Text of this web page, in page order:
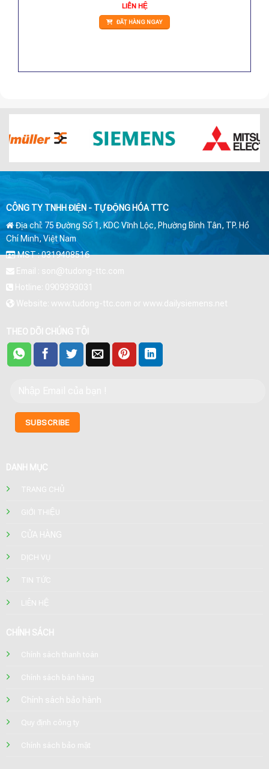
LIÊN HỆ
ĐẶT HÀNG NGAY
CÔNG TY TNHH ĐIỆN - TỰ ĐỘNG HÓA TTC
Địa chỉ: 75 Đường Số 1, KDC Vĩnh Lộc, Phường Bình Tân, TP. Hồ
Chí Minh, Việt Nam
MST : 0319408516
Email : son@tudong-ttc.com
Hotline: 0909393031
Website: www.tudong-ttc.com or www.dailysiemens.net
THEO DÕI CHÚNG TÔI
DANH MỤC
TRANG CHỦ
GIỚI THIỆU
CỬA HÀNG
DỊCH VỤ
TIN TỨC
LIÊN HỆ
CHÍNH SÁCH
Chính sách thanh toán
Chính sách bán hàng
Chính sách bảo hành
Quy định công ty
Chính sách bảo mật